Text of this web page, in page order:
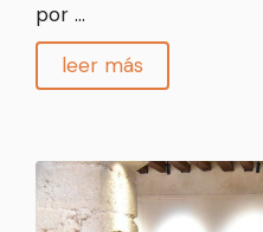
por …
leer más